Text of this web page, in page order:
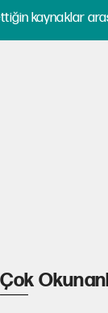
kaynaklar
Çok